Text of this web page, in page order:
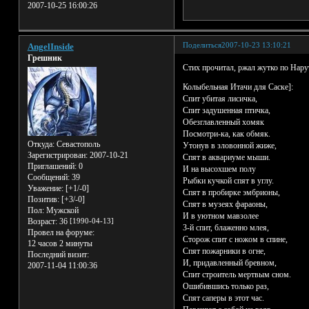
2007-10-25 16:00:26
Поделиться2007-10-23 13:10:21
AngelInside
Грешник
Откуда:Севастополь
Зарегистрирован: 2007-10-21
Приглашений:0
Сообщений:39
Уважение: [+1/-0]
Позитив: [+3/-0]
Пол:Мужской
Возраст:36 [1990-04-13]
Провел на форуме:
12 часов 2 минуты
Последний визит:
2007-11-04 11:00:36
Стих прочитал, ржал жутко по
Колыбельная Итачи для Саске]:
Спит убитая лисичка,
Спит задушенная птичка,
Обезглавленный хомяк
Посмотри-ка, как обмяк.
Утонув в зловонной жиже,
Спят в аквариуме мыши.
И на высохшем полу
Рыбки кучкой спят в углу.
Спят в пробирке эмбрионы,
Спят в музеях фараоны,
И в уютном мавзолее
3-й спит, блаженно млея,
Сторож спит с ножом в спине,
Спят пожарники в огне,
И, придавленный бревном,
Спит строитель мертвым сном.
Ошибившись только раз,
Спят саперы в этот час.